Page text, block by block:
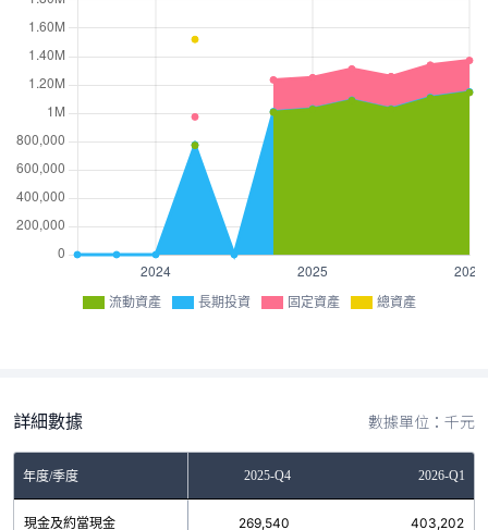
流動資產 長期投資 固定資產 總資產
詳細數據 數據單位：千元
年度/季度2025-Q3 2025-Q4 2026-Q1
現金及約當現金
193,937 269,540 403,202